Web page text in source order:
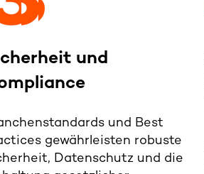
und
und Best
gewährleisten robuste
Datenschutz und die